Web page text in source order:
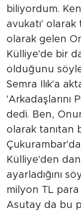
biliyordum.
avukatı' olarak
olarak gelen
Külliye'de bir
olduğunu
Semra Ilık'a
'Arkadaşlarını
dedi. Ben,
olarak tanıtan
Külliye'den
ayarladığını
milyon TL
Asutay da bu